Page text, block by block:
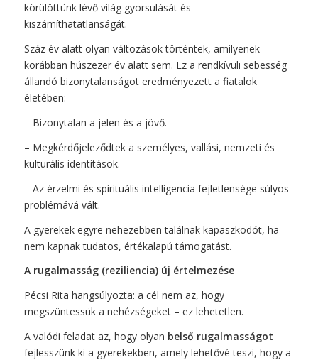
körülöttünk lévő világ gyorsulását és
kiszámíthatatlanságát.
Száz év alatt olyan változások történtek, amilyenek
korábban húszezer év alatt sem. Ez a rendkívüli sebesség
állandó bizonytalanságot eredményezett a fiatalok
életében:
– Bizonytalan a jelen és a jövő.
– Megkérdőjeleződtek a személyes, vallási, nemzeti és
kulturális identitások.
– Az érzelmi és spirituális intelligencia fejletlensége súlyos
problémává vált.
A gyerekek egyre nehezebben találnak kapaszkodót, ha
nem kapnak tudatos, értékalapú támogatást.
A rugalmasság (reziliencia) új értelmezése
Pécsi Rita hangsúlyozta: a cél nem az, hogy
megszüntessük a nehézségeket – ez lehetetlen.
A valódi feladat az, hogy olyan belső rugalmasságot
fejlesszünk ki a gyerekekben, amely lehetővé teszi, hogy a